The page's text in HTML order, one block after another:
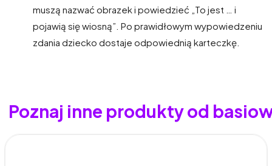
muszą nazwać obrazek i powiedzieć „To jest … i
pojawią się wiosną”. Po prawidłowym wypowiedzeniu
zdania dziecko dostaje odpowiednią karteczkę.
Poznaj inne produkty od